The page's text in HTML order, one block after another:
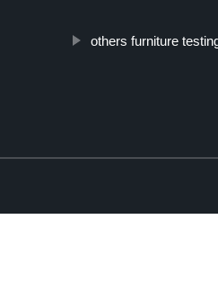
others furniture